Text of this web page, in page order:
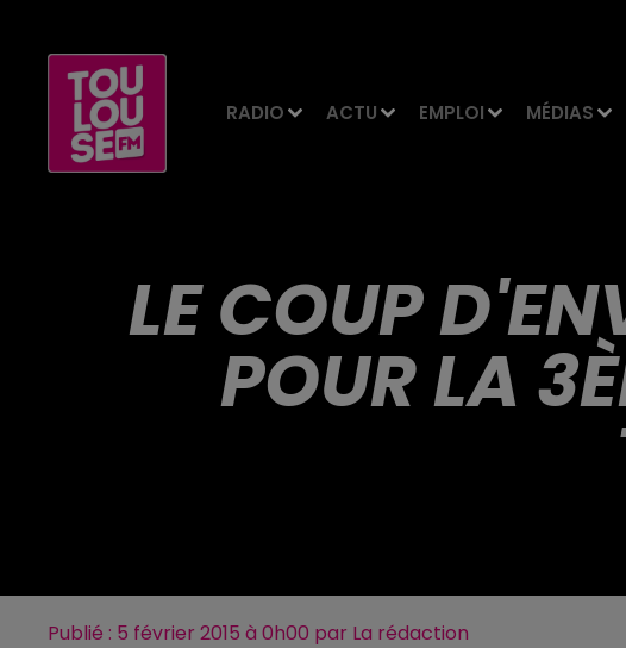
RADIO ACTU EMPLOI MÉDIAS
LE COUP
POUR LA
Publié : 5 février 2015 à 0h00 par La rédaction